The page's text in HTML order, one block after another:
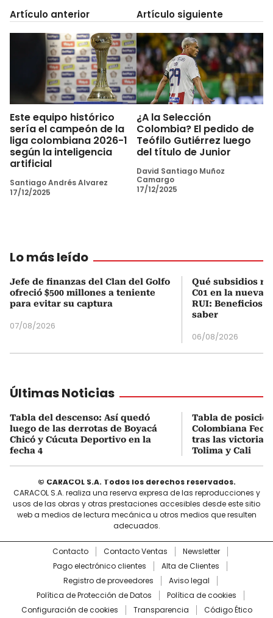
Artículo anterior
Este equipo histórico
sería el campeón de la
liga colombiana 2026-1
según la inteligencia
artificial
Santiago Andrés Alvarez
17/12/2025
Artículo siguiente
¿A la Selección
Colombia? El pedido de
Teófilo Gutiérrez luego
del título de Junior
David Santiago Muñoz
Camargo
17/12/2025
Lo más leído
Jefe de finanzas del Clan del Golfo
ofreció $500 millones a teniente
para evitar su captura
07/08/2026
Qué subsidios
C01 en la nueva
RUI: Beneficios
saber
06/08/2026
Últimas Noticias
Tabla del descenso: Así quedó
luego de las derrotas de Boyacá
Chicó y Cúcuta Deportivo en la
fecha 4
Tabla de
Colombiana
tras las victorias
Tolima y Cali
© CARACOL S.A. Todos los derechos reservados.
CARACOL S.A. realiza una reserva expresa de las reproducciones y
usos de las obras y otras prestaciones accesibles desde este sitio
web a medios de lectura mecánica u otros medios que resulten
adecuados.
Contacto Contacto Ventas
Newsletter
Pago electrónico clientes
Alta de Clientes
Registro de proveedores
Aviso legal
Política de Protección de Datos
Política de cookies
Configuración de cookies
Transparencia Código Ético